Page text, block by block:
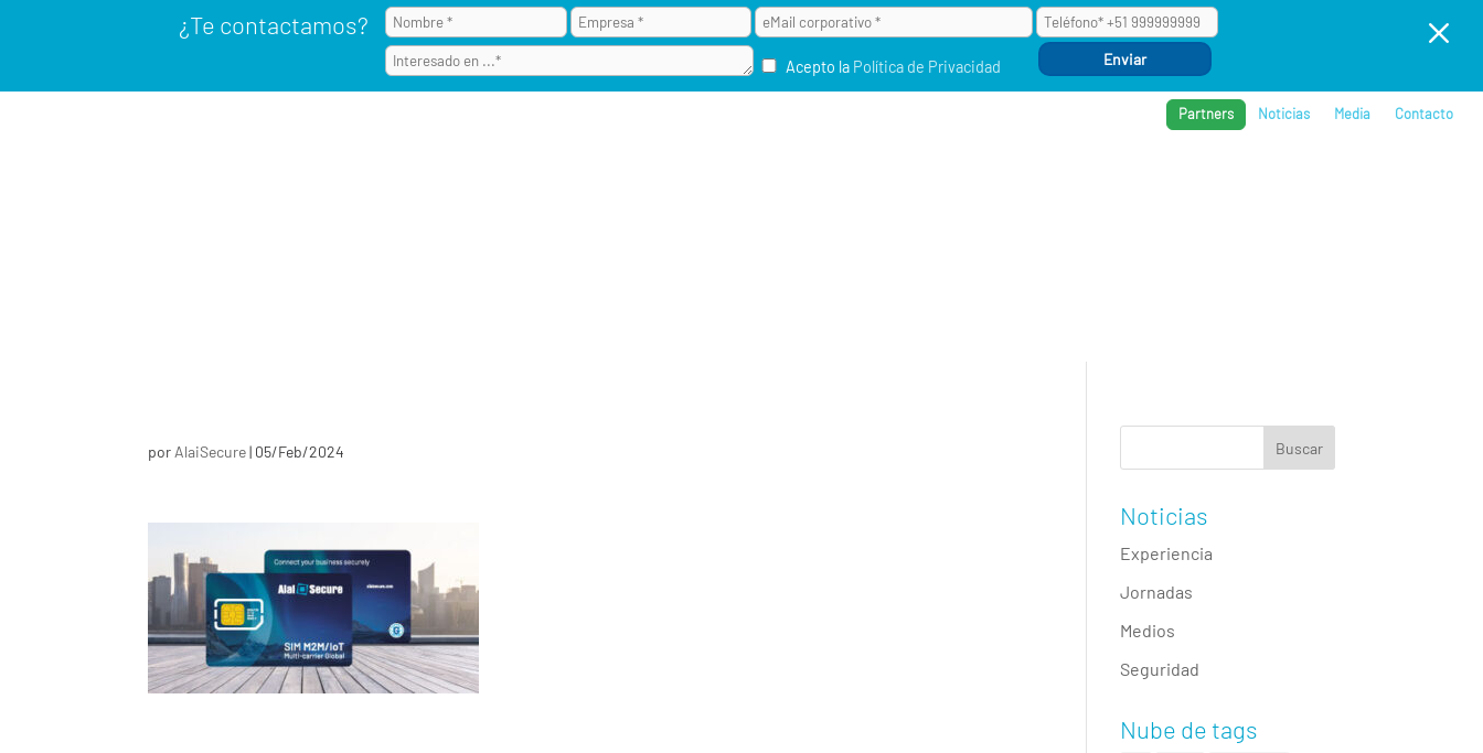
¿Te contactamos?
Acepto la Política de Privacidad
M
Partners Noticias Media Contacto
por AlaiSecure| 05/Feb/2024
Noticias
Experiencia
Jornadas
Medios
Seguridad
Nube de tags